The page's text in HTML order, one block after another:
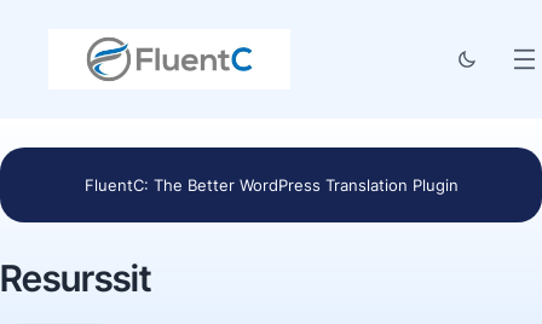
FluentC: The Better WordPress Translation Plugin
Resurssit